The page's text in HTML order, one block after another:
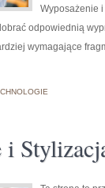
Wyposażenie
odpowiednią
wymagające